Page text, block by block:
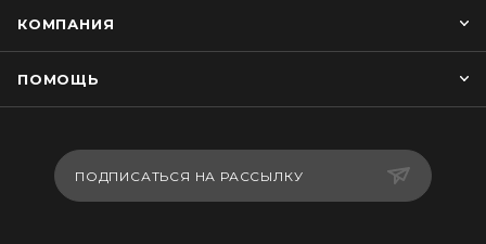
КОМПАНИЯ
ПОМОЩЬ
ПОДПИСАТЬСЯ НА РАССЫЛКУ